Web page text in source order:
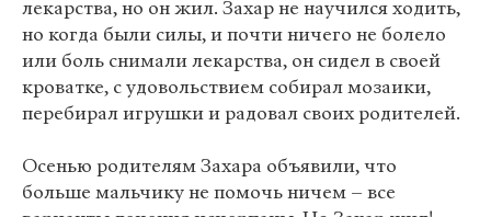
лекарства, но он жил. Захар не научился ходить,
но когда были силы, и почти ничего не болело
или боль снимали лекарства, он сидел в своей
кроватке, с удовольствием собирал мозаики,
перебирал игрушки и радовал своих родителей.
Осенью родителям Захара объявили, что
больше мальчику не помочь ничем – все